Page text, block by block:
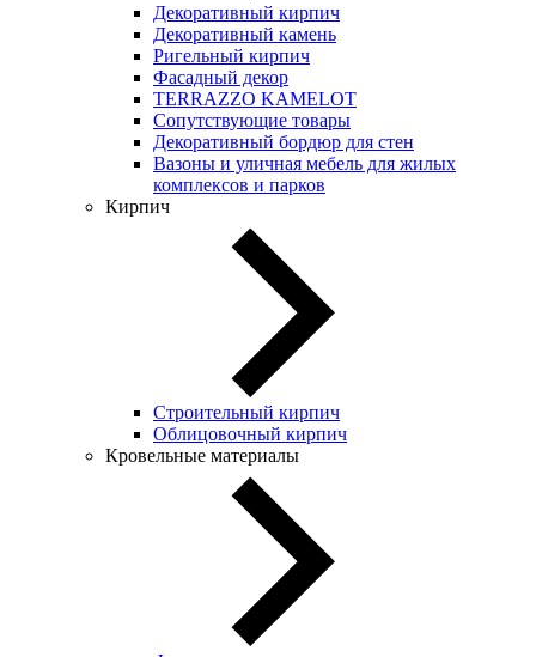
Декоративный кирпич
Декоративный камень
Ригельный кирпич
Фасадный декор
TERRAZZO KAMELOT
Сопутствующие товары
Декоративный бордюр для стен
Вазоны и уличная мебель для жилых
комплексов и парков
Кирпич
Строительный кирпич
Облицовочный кирпич
Кровельные материалы